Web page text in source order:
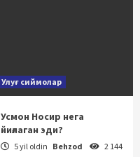
Улуғ сиймолар
Усмон Носир нега
йиғлаган эди?
5 yil oldin Behzod 2 144